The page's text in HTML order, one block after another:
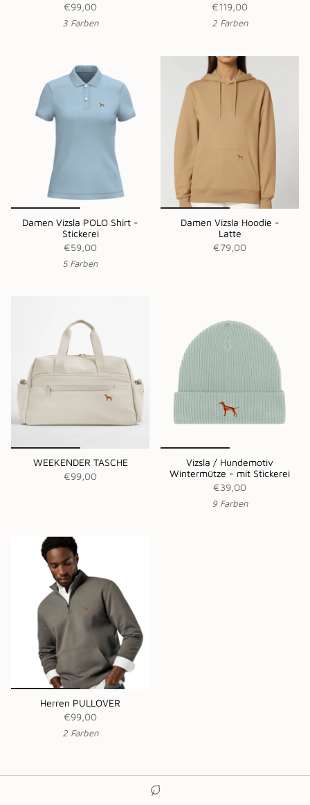
€99,00
3 Farben
€119,00
2 Farben
Damen Vizsla POLO Shirt -
Stickerei
€59,00
5 Farben
Damen Vizsla Hoodie -
Latte
€79,00
WEEKENDER TASCHE
€99,00
Vizsla / Hundemotiv
Wintermütze - mit Stickerei
€39,00
9 Farben
Herren PULLOVER
€99,00
2 Farben